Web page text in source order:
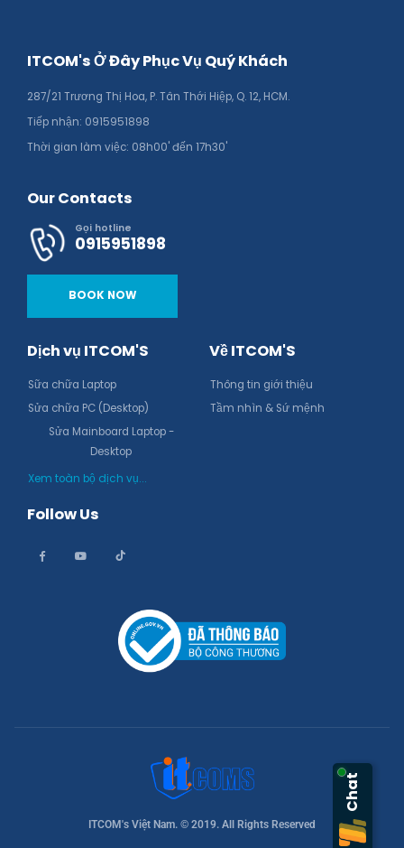
ITCOM's Ở Đây Phục Vụ Quý Khách
287/21 Trương Thị Hoa, P. Tân Thới Hiệp, Q. 12, HCM.
Tiếp nhận: 0915951898
Thời gian làm việc: 08h00' đến 17h30'
Our Contacts
Gọi hotline
0915951898
BOOK NOW
Dịch vụ ITCOM'S
Sữa chữa Laptop
Sửa chữa PC (Desktop)
Sửa Mainboard Laptop -
Desktop
Xem toàn bộ dịch vụ...
Về ITCOM'S
Thông tin giới thiệu
Tầm nhìn & Sứ mệnh
Follow Us
ITCOM's Việt Nam. © 2019. All Rights Reserved
Chat